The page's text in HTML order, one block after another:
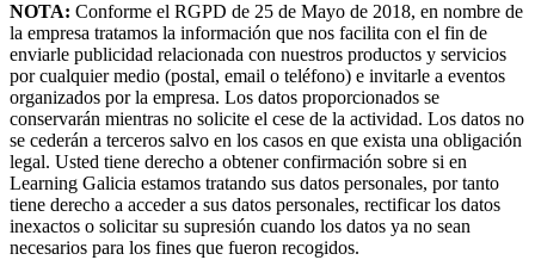
NOTA: Conforme el RGPD de 25 de Mayo de 2018, en nombre de
la empresa tratamos la información que nos facilita con el fin de
enviarle publicidad relacionada con nuestros productos y servicios
por cualquier medio (postal, email o teléfono) e invitarle a eventos
organizados por la empresa. Los datos proporcionados se
conservarán mientras no solicite el cese de la actividad. Los datos no
se cederán a terceros salvo en los casos en que exista una obligación
legal. Usted tiene derecho a obtener confirmación sobre si en
Learning Galicia estamos tratando sus datos personales, por tanto
tiene derecho a acceder a sus datos personales, rectificar los datos
inexactos o solicitar su supresión cuando los datos ya no sean
necesarios para los fines que fueron recogidos.